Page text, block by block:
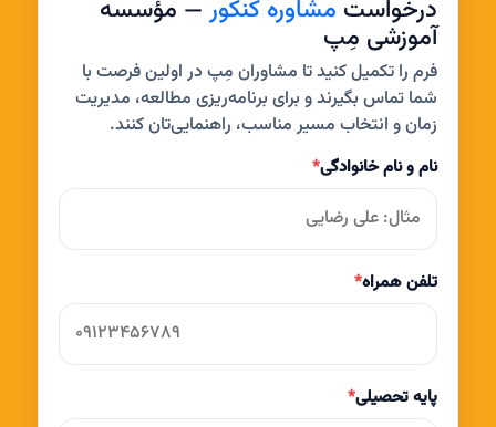
درخواست مشاوره کنکور— مؤسسه
آموزشی مِپ
فرم را تکمیل کنید تا مشاوران مِپ در اولین فرصت با
شما تماس بگیرند و برای برنامه‌ریزی مطالعه، مدیریت
زمان و انتخاب مسیر مناسب، راهنمایی‌تان کنند.
نام و نام خانوادگی*
تلفن همراه*
پایه تحصیلی*